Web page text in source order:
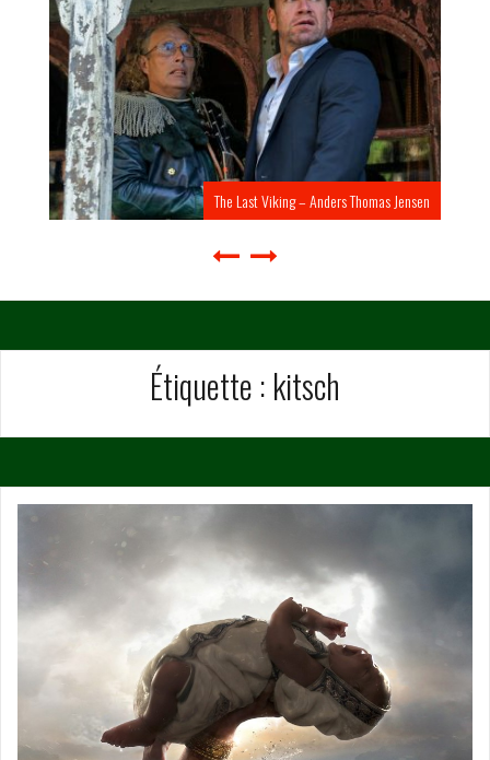
The Last Viking – Anders Thomas Jensen
Étiquette : kitsch